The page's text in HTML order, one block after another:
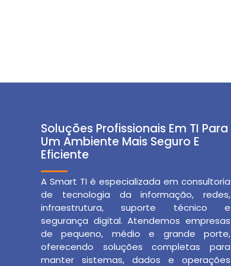
Soluções Profissionais Em TI Para
Um Ambiente Mais Seguro E
Eficiente
A Smart TI é especializada em consultoria
de tecnologia da informação, redes,
infraestrutura, suporte técnico e
segurança digital. Atendemos empresas
de pequeno, médio e grande porte,
oferecendo soluções completas para
manter sistemas, dados e operações